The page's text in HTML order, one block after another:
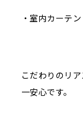
・室内カーテ
こだわりのリ
一安心です。